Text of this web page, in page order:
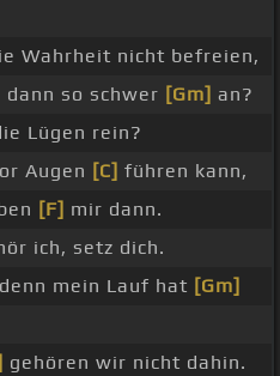
Wahrheit nicht befreien,
dann so schwer [Gm] an?
Lügen rein?
Augen [C] führen kann,
[F] mir dann.
ich, setz dich.
mein Lauf hat [Gm]
gehören wir nicht dahin.